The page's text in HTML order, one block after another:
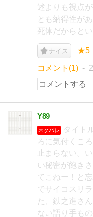
述よりも視点
とも納得性が
死体だからと
ナイス ★5
コメント(1)
Y89
ネタバレ
タイト
ろに気付くこ
止まらない。
い秘密が飽き
てこねー！と
でサイコスリ
た、鉄之進さ
ない語り手も